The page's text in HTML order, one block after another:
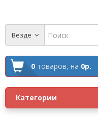
Везде
0 товаров, на 0р.
Категории